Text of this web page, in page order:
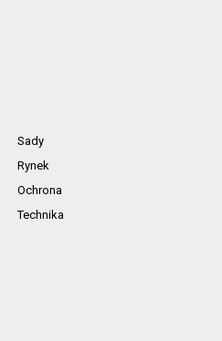
Sady
Rynek
Ochrona
Technika